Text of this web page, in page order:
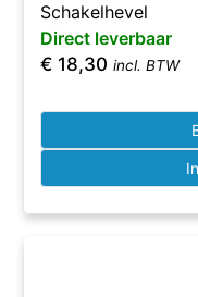
Schakelhevel
Direct leverbaar
€ 18,30 incl. BTW